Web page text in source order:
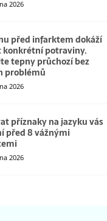
2026
před infarktem dokáží
potraviny.
tepny průchozí bez
problémů
2026
příznaky na jazyku vás
před 8 vážnými
2026